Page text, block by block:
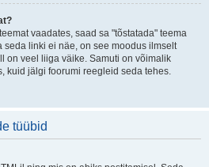
vaadates, saad sa "tõstatada" teema
linki ei näe, on see moodus ilmselt
on veel liiga väike. Samuti on võimalik
kuid jälgi foorumi reegleid seda tehes.
tüübid